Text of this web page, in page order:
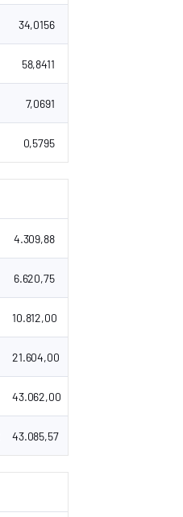
34,0156
58,8411
7,0691
0,5795
4.309,88
6.620,75
10.812,00
21.604,00
43.062,00
43.085,57